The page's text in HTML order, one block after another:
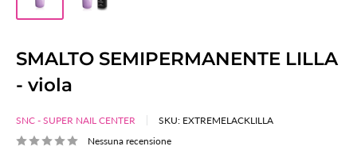
SMALTO SEMIPERMANENTE LILLA
- viola
SNC - SUPER NAIL CENTER SKU: EXTREMELACKLILLA
Nessuna recensione